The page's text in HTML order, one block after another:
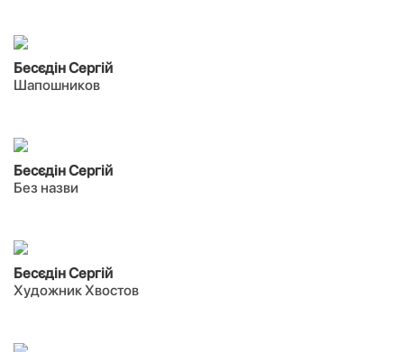
Бесєдін Сергій
Шапошников
Бесєдін Сергій
Без назви
Бесєдін Сергій
Художник Хвостов